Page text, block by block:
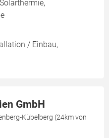
/ Einbau,
GmbH
Kübelberg (24km von